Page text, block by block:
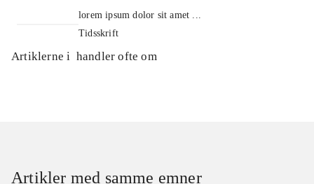
lorem ipsum dolor sit amet ...
Tidsskrift
Artiklerne i handler ofte om
Artikler med samme emner